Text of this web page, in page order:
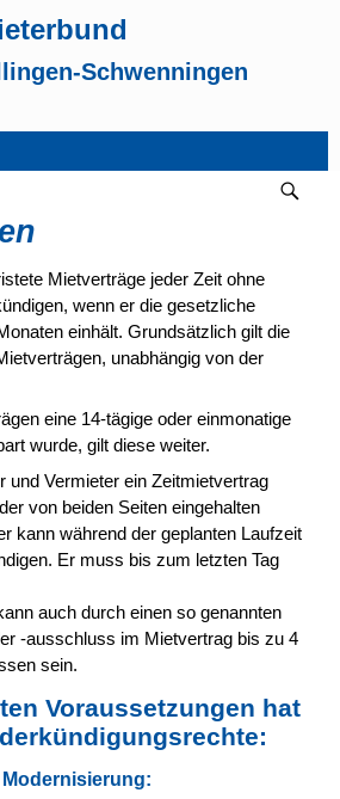
Schwenningen
Mietverträge jeder Zeit ohne
wenn er die gesetzliche
einhält. Grundsätzlich gilt die
unabhängig von der
eine 14-tägige oder einmonatige
wurde, gilt diese weiter.
und Vermieter ein Zeitmietvertrag
von beiden Seiten eingehalten
kann während der geplanten Laufzeit
Er muss bis zum letzten Tag
auch durch einen so genannten
-ausschluss im Mietvertrag bis zu 4
sein.
Voraussetzungen hat